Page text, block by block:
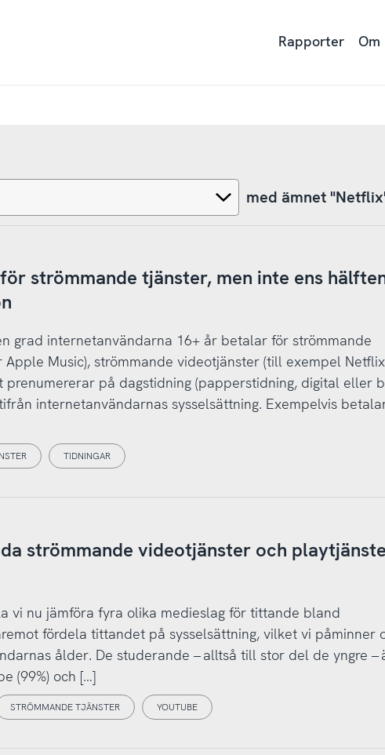
Rapporter Om
med ämnet
strömmande tjänster, men inte ens
grad internetanvändarna 16+ år betalar för strömmande
Music), strömmande videotjänster (till exempel
prenumererar på dagstidning (papperstidning, digital eller
internetanvändarnas sysselsättning. Exempelvis
TIDNINGAR
strömmande videotjänster och
vi nu jämföra fyra olika medieslag för tittande bland
fördela tittandet på sysselsättning, vilket vi påminner
ålder. De studerande – alltså till stor del de yngre –
(99%) och […]
STRÖMMANDE TJÄNSTER YOUTUBE